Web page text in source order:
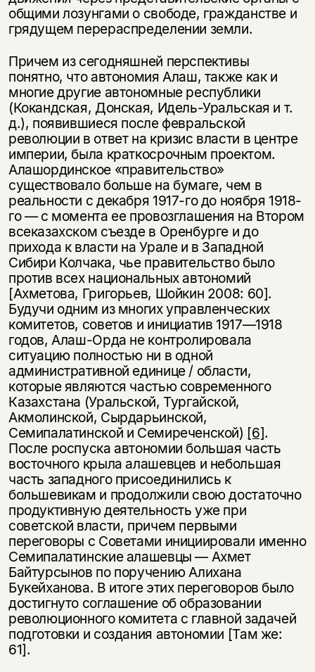
общими лозунгами о свободе, гражданстве и
грядущем перераспределении земли.
Причем из сегодняшней перспективы
понятно, что автономия Алаш, также как и
многие другие автономные республики
(Кокандская, Донская, Идель-Уральская и т.
д.), появившиеся после февральской
революции в ответ на кризис власти в центре
империи, была краткосрочным проектом.
Алашординское «правительство»
существовало больше на бумаге, чем в
реальности с декабря 1917-го до ноября 1918-
го — с момента ее провозглашения на Втором
всеказахском съезде в Оренбурге и до
прихода к власти на Урале и в Западной
Сибири Колчака, чье правительство было
против всех национальных автономий
[Ахметова, Григорьев, Шойкин 2008: 60].
Будучи одним из многих управленческих
комитетов, советов и инициатив 1917—1918
годов, Алаш-Орда не контролировала
ситуацию полностью ни в одной
административной единице / области,
которые являются частью современного
Казахстана (Уральской, Тургайской,
Акмолинской, Сырдарьинской,
Семипалатинской и Семиреченской) [6].
После роспуска автономии большая часть
восточного крыла алашевцев и небольшая
часть западного присоединились к
большевикам и продолжили свою достаточно
продуктивную деятельность уже при
советской власти, причем первыми
переговоры с Советами инициировали именно
Семипалатинские алашевцы — Ахмет
Байтурсынов по поручению Алихана
Букейханова. В итоге этих переговоров было
достигнуто соглашение об образовании
революционного комитета с главной задачей
подготовки и создания автономии [Там же:
61].